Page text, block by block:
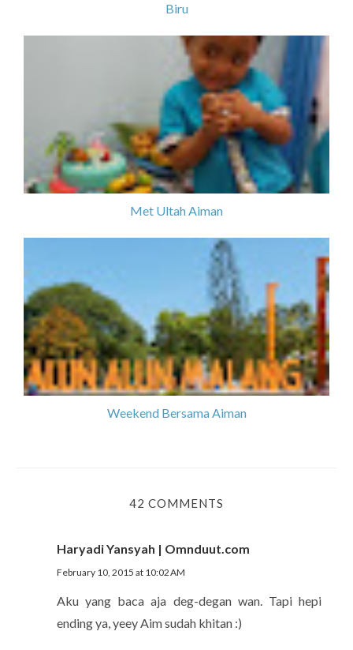
Biru
Met Ultah Aiman
Weekend Bersama Aiman
42 COMMENTS
Haryadi Yansyah | Omnduut.com
February 10, 2015 at 10:02 AM
Aku yang baca aja deg-degan wan. Tapi hepi
ending ya, yeey Aim sudah khitan :)